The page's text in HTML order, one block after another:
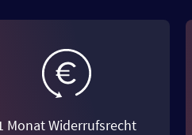
Monat Widerrufsrecht